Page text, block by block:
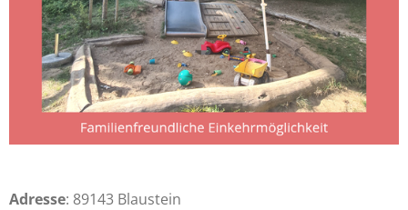
Adresse: 89143 Blaustein